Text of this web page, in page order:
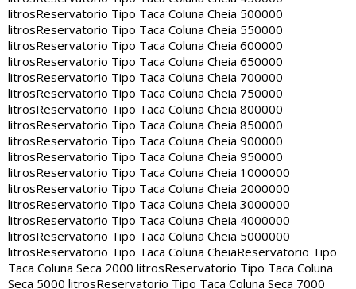
litrosReservatorio Tipo Taca Coluna Cheia 500000
litrosReservatorio Tipo Taca Coluna Cheia 550000
litrosReservatorio Tipo Taca Coluna Cheia 600000
litrosReservatorio Tipo Taca Coluna Cheia 650000
litrosReservatorio Tipo Taca Coluna Cheia 700000
litrosReservatorio Tipo Taca Coluna Cheia 750000
litrosReservatorio Tipo Taca Coluna Cheia 800000
litrosReservatorio Tipo Taca Coluna Cheia 850000
litrosReservatorio Tipo Taca Coluna Cheia 900000
litrosReservatorio Tipo Taca Coluna Cheia 950000
litrosReservatorio Tipo Taca Coluna Cheia 1000000
litrosReservatorio Tipo Taca Coluna Cheia 2000000
litrosReservatorio Tipo Taca Coluna Cheia 3000000
litrosReservatorio Tipo Taca Coluna Cheia 4000000
litrosReservatorio Tipo Taca Coluna Cheia 5000000
litrosReservatorio Tipo Taca Coluna CheiaReservatorio Tipo
Taca Coluna Seca 2000 litrosReservatorio Tipo Taca Coluna
Seca 5000 litrosReservatorio Tipo Taca Coluna Seca 7000